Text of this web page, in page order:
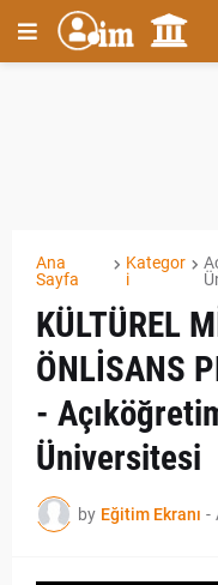
Ana
Sayfa
Kategor
i
KÜLTÜREL
ÖNLİSANS
-
Üniversitesi
by Eğitim Ekranı -